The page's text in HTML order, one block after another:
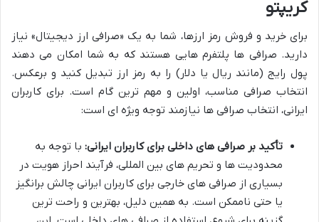
کریپتو
برای خرید و فروش رمز ارزها، شما به یک «صرافی ارز دیجیتال» نیاز
دارید. صرافی ها پلتفرم هایی هستند که به شما امکان می دهند
پول رایج (مانند ریال یا دلار) را به رمز ارز تبدیل کنید و برعکس.
انتخاب صرافی مناسب، اولین و مهم ترین گام است. برای کاربران
ایرانی، انتخاب صرافی ها نیازمند توجه ویژه ای است:
تأکید بر صرافی های داخلی برای کاربران ایرانی: با توجه به
محدودیت ها و تحریم های بین المللی، فرآیند احراز هویت در
بسیاری از صرافی های خارجی برای کاربران ایرانی چالش برانگیز
یا حتی ناممکن است. به همین دلیل، بهترین و راحت ترین